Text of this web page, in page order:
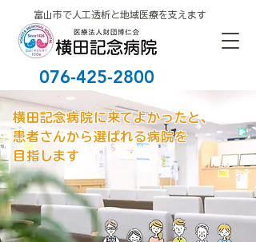
富山市で人工透析と地域医療を支えます
076-425-2800
横田記念病院に来てよかったと、
患者さんから選ばれる病院を
目指します